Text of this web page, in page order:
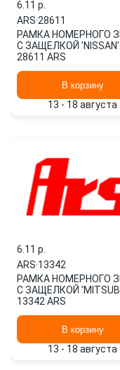
6.11 p.
ARS·28611
РАМКА НОМЕРНОГО
С ЗАЩЕЛКОЙ 'NISSAN'
28611 ARS
В корзину
13 - 18 августа
6.11 p.
ARS·13342
РАМКА НОМЕРНОГО
С ЗАЩЕЛКОЙ
13342 ARS
В корзину
13 - 18 августа